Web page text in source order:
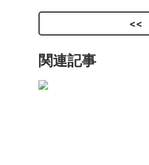
関連記事